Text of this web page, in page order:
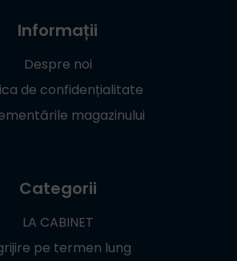
Informații
Despre noi
de confidențialitate
magazinului
Categorii
LA CABINET
pe termen lung